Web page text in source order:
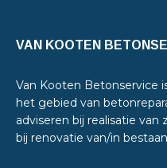
VAN KOOTEN
Van Kooten Betonservice
het gebied van
adviseren bij realisatie
bij renovatie van/in